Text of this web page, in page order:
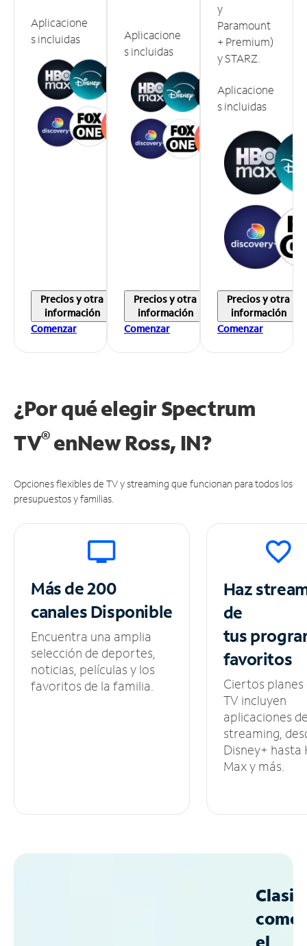
Aplicacione
s incluidas
Precios y otra
información
Comenzar
Aplicacione
s incluidas
Precios y otra
información
Comenzar
y
Paramount
+ Premium)
y STARZ.
Aplicacione
s incluidas
Precios y otra
información
Comenzar
¿Por qué elegir Spectrum
TV®enNew Ross, IN?
Opciones flexibles de TV y streaming que funcionan para todos los
presupuestos y familias.
Más de 200
canalesDisponible
Encuentra una amplia
selección de deportes,
noticias, películas y los
favoritos de la familia.
Haz
de
tus
favoritos
Ciertos planes
TV incluyen
aplicaciones
streaming,
Disney+ hasta
Max y más.
como
el